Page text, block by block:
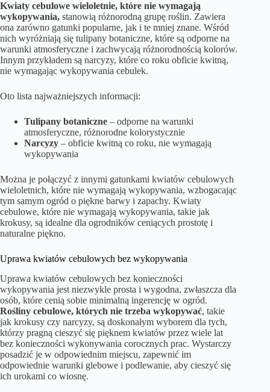
Kwiaty cebulowe wieloletnie, które nie wymagają
wykopywania, stanowią różnorodną grupę roślin. Zawiera
ona zarówno gatunki popularne, jak i te mniej znane. Wśród
nich wyróżniają się tulipany botaniczne, które są odporne na
warunki atmosferyczne i zachwycają różnorodnością kolorów.
Innym przykładem są narcyzy, które co roku obficie kwitną,
nie wymagając wykopywania cebulek.
Oto lista najważniejszych informacji:
Tulipany botaniczne – odporne na warunki
atmosferyczne, różnorodne kolorystycznie
Narcyzy – obficie kwitną co roku, nie wymagają
wykopywania
Można je połączyć z innymi gatunkami kwiatów cebulowych
wieloletnich, które nie wymagają wykopywania, wzbogacając
tym samym ogród o piękne barwy i zapachy. Kwiaty
cebulowe, które nie wymagają wykopywania, takie jak
krokusy, są idealne dla ogrodników ceniących prostotę i
naturalne piękno.
Uprawa kwiatów cebulowych bez wykopywania
Uprawa kwiatów cebulowych bez konieczności
wykopywania jest niezwykle prosta i wygodna, zwłaszcza dla
osób, które cenią sobie minimalną ingerencję w ogród.
Rośliny cebulowe, których nie trzeba wykopywać, takie
jak krokusy czy narcyzy, są doskonałym wyborem dla tych,
którzy pragną cieszyć się pięknem kwiatów przez wiele lat
bez konieczności wykonywania corocznych prac. Wystarczy
posadzić je w odpowiednim miejscu, zapewnić im
odpowiednie warunki glebowe i podlewanie, aby cieszyć się
ich urokami co wiosnę.